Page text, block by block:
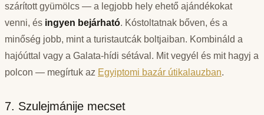
szárított gyümölcs — a legjobb hely ehető ajándékokat
venni, és ingyen bejárható. Kóstoltatnak bőven, és a
minőség jobb, mint a turistautcák boltjaiban. Kombináld a
hajóúttal vagy a Galata-hídi sétával. Mit vegyél és mit hagyj a
polcon — megírtuk az Egyiptomi bazár útikalauzban.
7. Szulejmánije mecset